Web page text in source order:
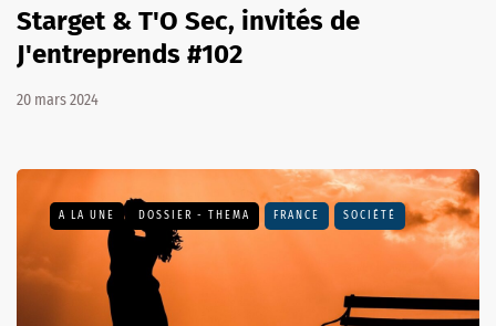
Starget & T'O Sec, invités de
J'entreprends #102
20 mars 2024
A LA UNE DOSSIER - THEMA FRANCE SOCIÉTÉ